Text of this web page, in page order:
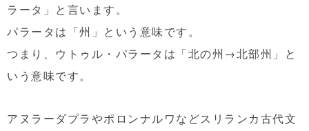
ラータ」と言います。
パラータは「州」という意味です。
つまり、ウトゥル・パラータは「北の州→北部州」と
いう意味です。
アヌラーダプラやポロンナルワなどスリランカ古代文